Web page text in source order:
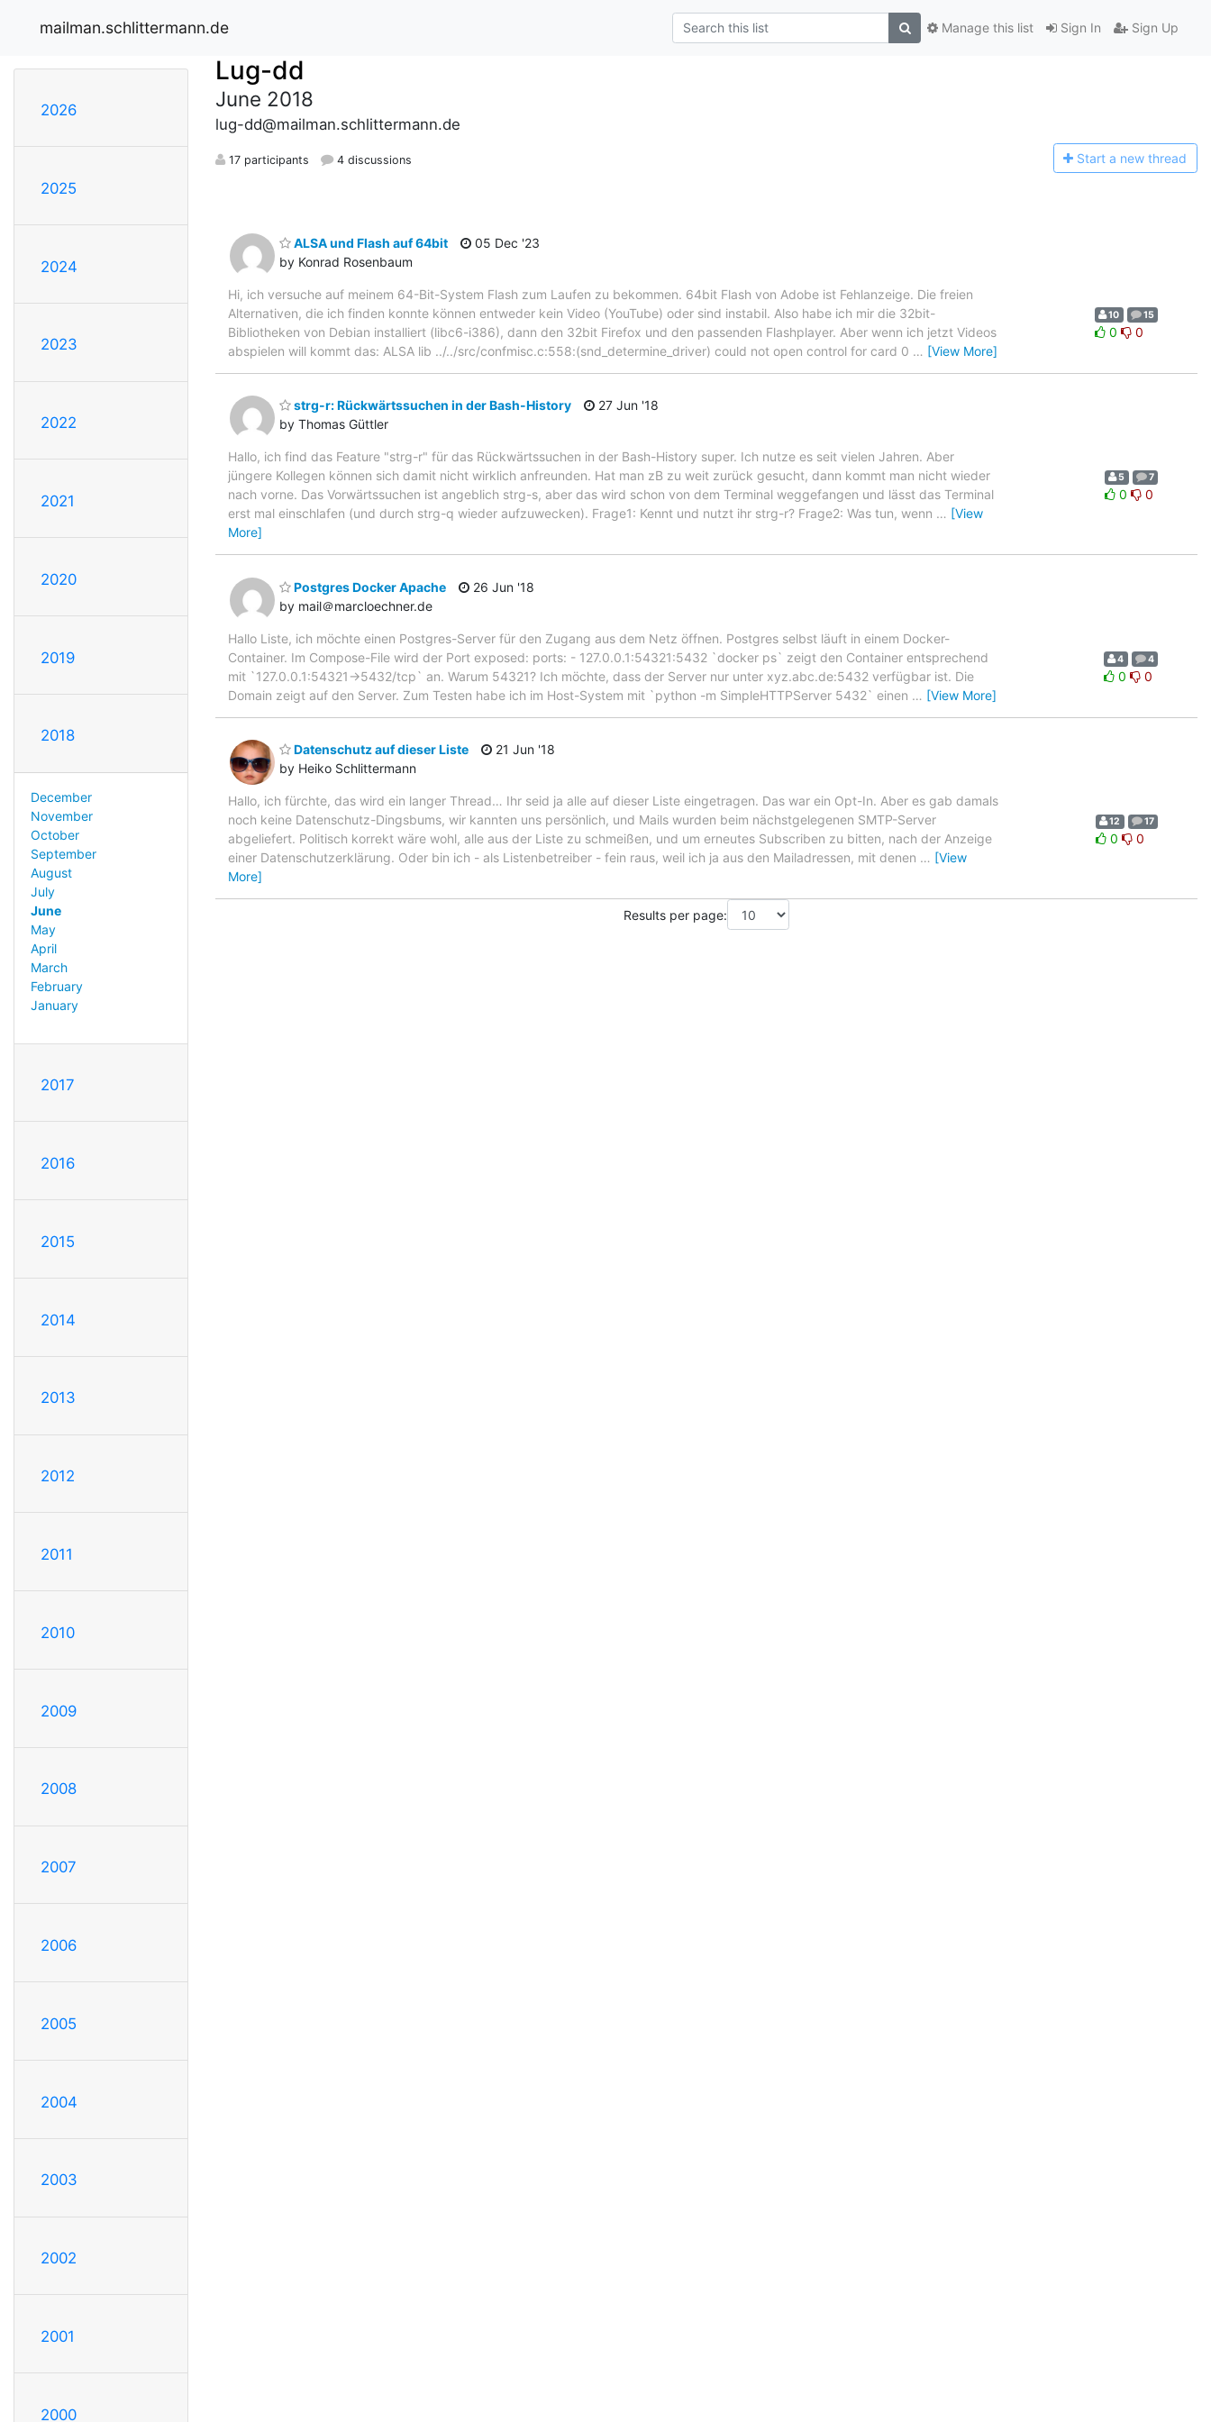
mailman.schlittermann.de Sign In Sign Up
Manage this list
2026
2025
2024
2023
2022
2021
2020
2019
2018
December
November
October
September
August
July
June
May
April
March
February
January
2017
2016
2015
2014
2013
2012
2011
2010
2009
2008
2007
2006
2005
2004
2003
2002
2001
2000
Lug-dd
June 2018
lug-dd@mailman.schlittermann.de
17 participants 4 discussions Start a new thread
ALSA und Flash auf 64bit
by Konrad Rosenbaum
05 Dec '23
Hi, ich versuche auf meinem 64-Bit-System Flash zum Laufen zu bekommen. 64bit Flash von Adobe ist Fehlanzeige. Die freien
Alternativen, die ich finden konnte können entweder kein Video (YouTube) oder sind instabil. Also habe ich mir die 32bit-
Bibliotheken von Debian installiert (libc6-i386), dann den 32bit Firefox und den passenden Flashplayer. Aber wenn ich jetzt Videos
abspielen will kommt das: ALSA lib ../../src/confmisc.c:558:(snd_determine_driver) could not open control for card 0 … [View More]
10 15
0 0
strg-r: Rückwärtssuchen in der Bash-History
by Thomas Güttler
27 Jun '18
Hallo, ich find das Feature "strg-r" für das Rückwärtssuchen in der Bash-History super. Ich nutze es seit vielen Jahren. Aber
jüngere Kollegen können sich damit nicht wirklich anfreunden. Hat man zB zu weit zurück gesucht, dann kommt man nicht wieder
nach vorne. Das Vorwärtssuchen ist angeblich strg-s, aber das wird schon von dem Terminal weggefangen und lässt das Terminal
erst mal einschlafen (und durch strg-q wieder aufzuwecken). Frage1: Kennt und nutzt ihr strg-r? Frage2: Was tun, wenn … [View
More]
5 7
0 0
Postgres Docker Apache
by mail＠marcloechner.de
26 Jun '18
Hallo Liste, ich möchte einen Postgres-Server für den Zugang aus dem Netz öffnen. Postgres selbst läuft in einem Docker-
Container. Im Compose-File wird der Port exposed: ports: - 127.0.0.1:54321:5432 `docker ps` zeigt den Container entsprechend
mit `127.0.0.1:54321->5432/tcp` an. Warum 54321? Ich möchte, dass der Server nur unter xyz.abc.de:5432 verfügbar ist. Die
Domain zeigt auf den Server. Zum Testen habe ich im Host-System mit `python -m SimpleHTTPServer 5432` einen … [View More]
4 4
0 0
Datenschutz auf dieser Liste
by Heiko Schlittermann
21 Jun '18
Hallo, ich fürchte, das wird ein langer Thread… Ihr seid ja alle auf dieser Liste eingetragen. Das war ein Opt-In. Aber es gab damals
noch keine Datenschutz-Dingsbums, wir kannten uns persönlich, und Mails wurden beim nächstgelegenen SMTP-Server
abgeliefert. Politisch korrekt wäre wohl, alle aus der Liste zu schmeißen, und um erneutes Subscriben zu bitten, nach der Anzeige
einer Datenschutzerklärung. Oder bin ich - als Listenbetreiber - fein raus, weil ich ja aus den Mailadressen, mit denen … [View
More]
12 17
0 0
Results per page: